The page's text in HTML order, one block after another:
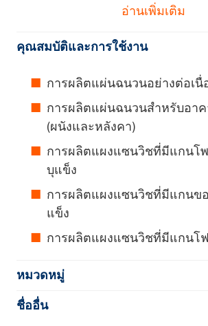
อ่านเพิ่มเติม
คุณสมบัติและการใช้งาน
การผลิตแผ่นฉนวนอย่างต่อเนื่
การผลิตแผ่นฉนวนสำหรับอา
(ผนังและหลังคา)
การผลิตแผงแซนวิชที่มีแกนโพ
บุแข็ง
การผลิตแผงแซนวิชที่มีแกนข
แข็ง
การผลิตแผงแซนวิชที่มีแกนโ
หมวดหมู่
ชื่ออื่น